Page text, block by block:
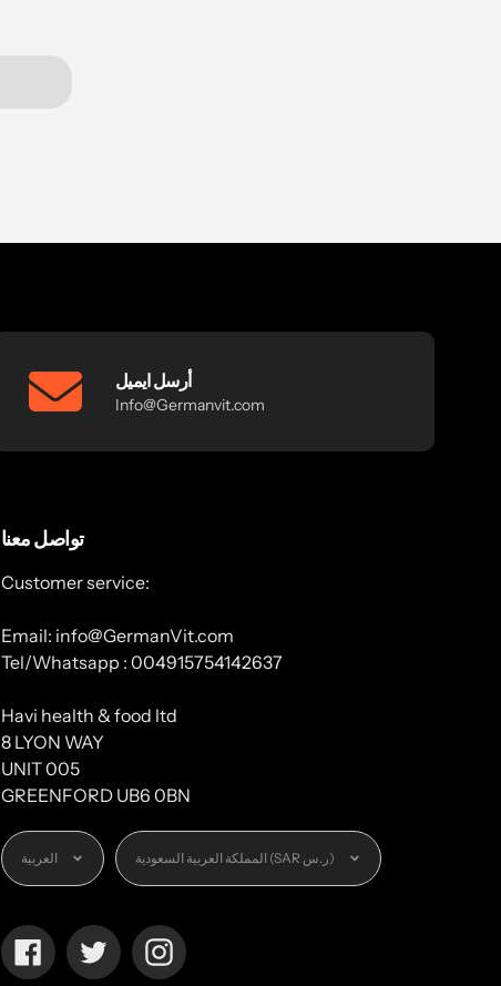
أرسل ايميل
Info@Germanvit.com
تواصل معنا
Customer service:
Email: info@GermanVit.com
Tel/Whatsapp : 004915754142637
Havi health & food ltd
8 LYON WAY
UNIT 005
GREENFORD UB6 0BN
اللغة
العربية العملة المملكة العربية السعودية (SAR ر.س)
FacebookTwitterInstagram